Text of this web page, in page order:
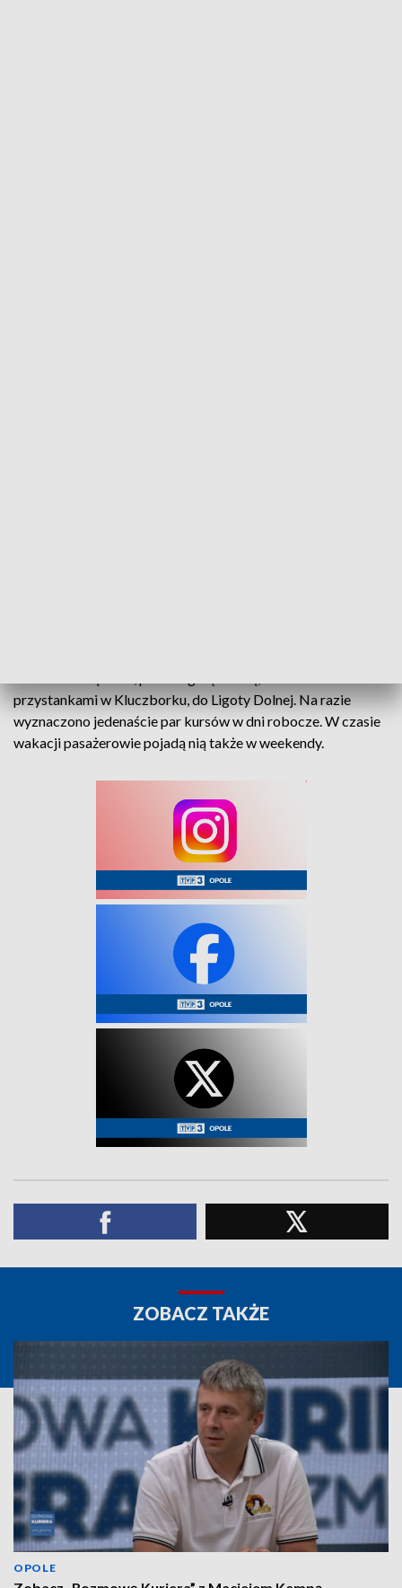
przystankami w Kluczborku, do Ligoty Dolnej. Na razie
wyznaczono jedenaście par kursów w dni robocze. W czasie
wakacji pasażerowie pojadą nią także w weekendy.
ZOBACZ TAKŻE
OPOLE